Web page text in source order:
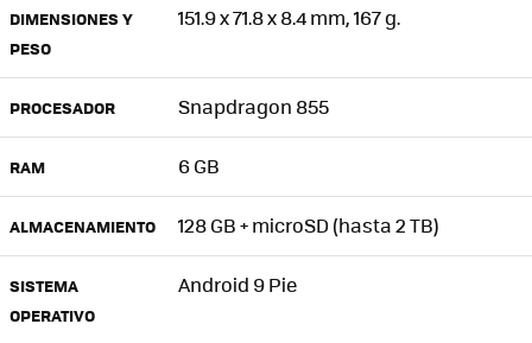
DIMENSIONES Y
PESO
151.9 x 71.8 x 8.4 mm, 167 g.
PROCESADOR Snapdragon 855
RAM 6 GB
ALMACENAMIENTO 128 GB + microSD (hasta 2 TB)
SISTEMA
OPERATIVO
Android 9 Pie